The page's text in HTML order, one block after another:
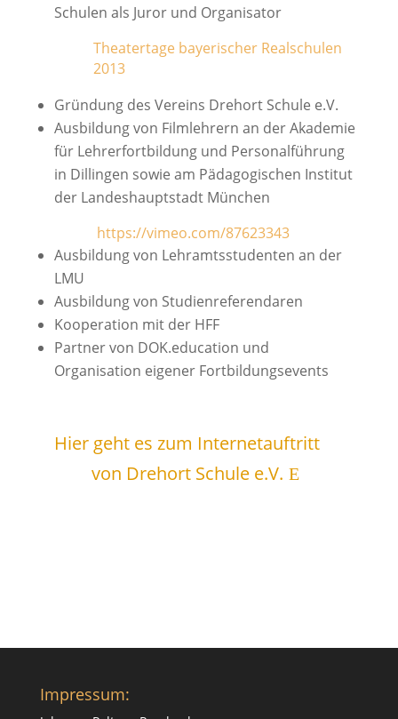
Schulen als Juror und Organisator
Theatertage bayerischer Realschulen
2013
Gründung des Vereins Drehort Schule e.V.
Ausbildung von Filmlehrern an der Akademie
für Lehrerfortbildung und Personalführung
in Dillingen sowie am Pädagogischen Institut
der Landeshauptstadt München
https://vimeo.com/87623343
Ausbildung von Lehramtsstudenten an der
LMU
Ausbildung von Studienreferendaren
Kooperation mit der HFF
Partner von DOK.education und
Organisation eigener Fortbildungsevents
Hier geht es zum Internetauftritt
von Drehort Schule e.V.
Impressum: